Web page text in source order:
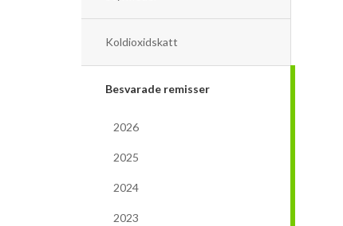
Koldioxidskatt
Besvarade remisser
2026
2025
2024
2023